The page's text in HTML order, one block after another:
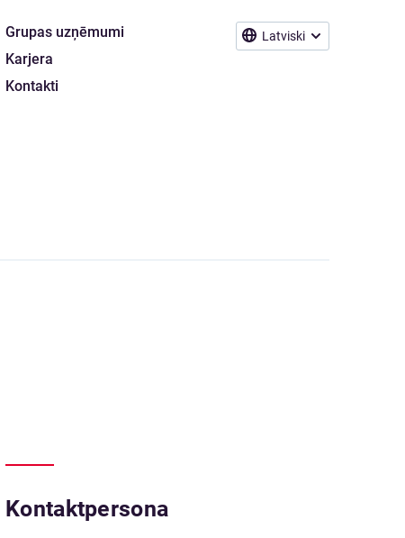
Latviski
Grupas uzņēmumi
Karjera
Kontakti
Kontaktpersona